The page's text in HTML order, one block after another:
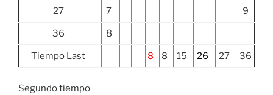
27 7 9
36 8
Tiempo Last 8 8 15 26 27 36
Segundo tiempo